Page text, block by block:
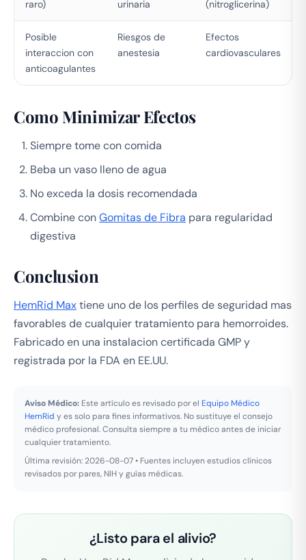
raro) urinaria (nitroglicerina)
Posible
interaccion con
anticoagulantes
Riesgos de
anestesia
Efectos
cardiovasculares
Como Minimizar Efectos
Siempre tome con comida
Beba un vaso lleno de agua
No exceda la dosis recomendada
Combine conGomitas de Fibra para regularidad
digestiva
Conclusion
HemRid Maxtiene uno de los perfiles de seguridad mas
favorables de cualquier tratamiento para hemorroides.
Fabricado en una instalacion certificada GMP y
registrada por la FDA en EE.UU.
Aviso Médico: Este artículo es revisado por el Equipo Médico
HemRid y es solo para fines informativos. No sustituye el consejo
médico profesional. Consulta siempre a tu médico antes de iniciar
cualquier tratamiento.
Última revisión: 2026-08-07 • Fuentes incluyen estudios clínicos
revisados por pares, NIH y guías médicas.
¿Listo para el alivio?